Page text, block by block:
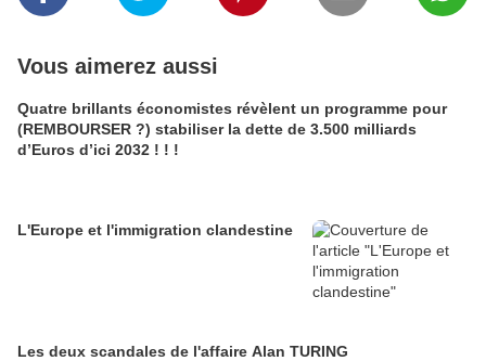
Vous aimerez aussi
Quatre brillants économistes révèlent un programme pour
(REMBOURSER ?) stabiliser la dette de 3.500 milliards
d’Euros d’ici 2032 ! ! !
L'Europe et l'immigration clandestine
Les deux scandales de l'affaire Alan TURING